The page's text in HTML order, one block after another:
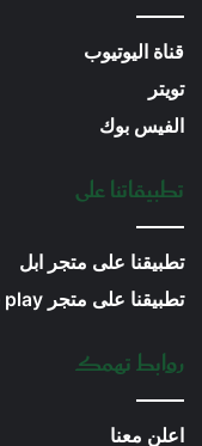
قناة اليوتيوب
تويتر
الفيس بوك
تطبيقاتنا على
تطبيقنا على متجر ابل
تطبيقنا على متجر google play
روابط تهمك
اعلن معنا